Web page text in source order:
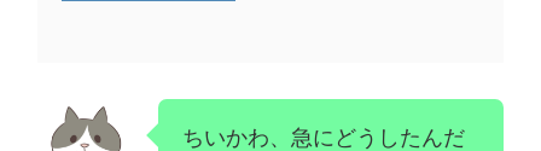
ちいかわ、急にどうしたんだ